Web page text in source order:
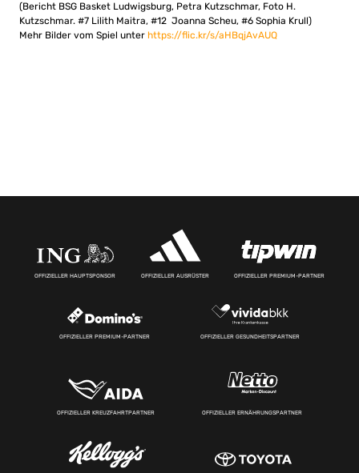
(Bericht BSG Basket Ludwigsburg, Petra Kutzschmar, Foto H.
Kutzschmar. #7 Lilith Maitra, #12 Joanna Scheu, #6 Sophia Krull)
Mehr Bilder vom Spiel unter https://flic.kr/s/aHBqjAvAUQ
OFFIZIELLER HAUPTSPONSOR OFFIZIELLER AUSRÜSTER OFFIZIELLER PREMIUM-PARTNER
OFFIZIELLER PREMIUM-PARTNER OFFIZIELLER GESUNDHEITSPARTNER
OFFIZIELLER KREUZFAHRTPARTNER OFFIZIELLER ERNÄHRUNGSPARTNER